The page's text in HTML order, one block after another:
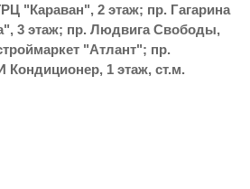
"Караван", 2 этаж; пр. Гагарина
3 этаж; пр. Людвига Свободы,
"Атлант"; пр.
Кондиционер, 1 этаж, ст.м.